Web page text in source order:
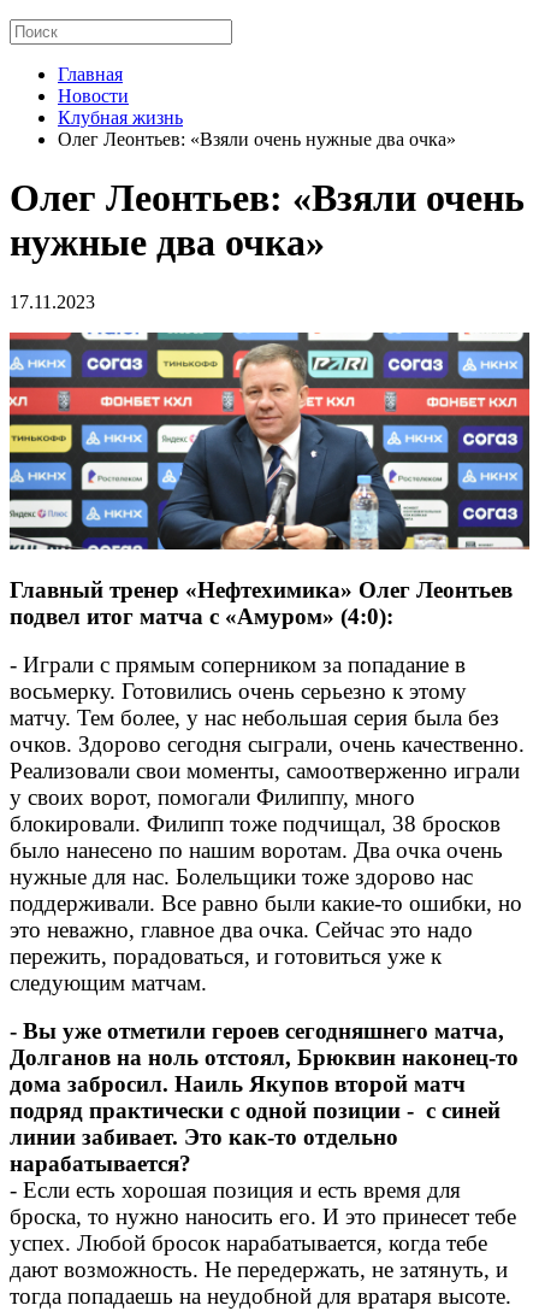
Главная
Новости
Клубная жизнь
Олег Леонтьев: «Взяли очень нужные два очка»
Олег Леонтьев: «Взяли очень
нужные два очка»
17.11.2023
Главный тренер «Нефтехимика» Олег Леонтьев
подвел итог матча с «Амуром» (4:0):
- Играли с прямым соперником за попадание в
восьмерку. Готовились очень серьезно к этому
матчу. Тем более, у нас небольшая серия была без
очков. Здорово сегодня сыграли, очень качественно.
Реализовали свои моменты, самоотверженно играли
у своих ворот, помогали Филиппу, много
блокировали. Филипп тоже подчищал, 38 бросков
было нанесено по нашим воротам. Два очка очень
нужные для нас. Болельщики тоже здорово нас
поддерживали. Все равно были какие-то ошибки, но
это неважно, главное два очка. Сейчас это надо
пережить, порадоваться, и готовиться уже к
следующим матчам.
- Вы уже отметили героев сегодняшнего матча,
Долганов на ноль отстоял, Брюквин наконец-то
дома забросил. Наиль Якупов второй матч
подряд практически с одной позиции - с синей
линии забивает. Это как-то отдельно
нарабатывается?
- Если есть хорошая позиция и есть время для
броска, то нужно наносить его. И это принесет тебе
успех. Любой бросок нарабатывается, когда тебе
дают возможность. Не передержать, не затянуть, и
тогда попадаешь на неудобной для вратаря высоте.